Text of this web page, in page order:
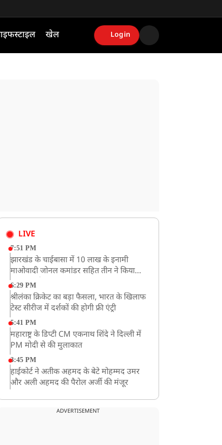
खेल Login
LIVE
7:51 PM
झारखंड के चाईबासा में 10 लाख के इनामी
माओवादी जोनल कमांडर सहित तीन ने किया
आत्मसमर्पण
6:29 PM
श्रीलंका क्रिकेट का बड़ा फैसला, भारत के खिलाफ
टेस्ट सीरीज में दर्शकों की होगी फ्री एंट्री
5:41 PM
महाराष्ट्र के डिप्टी CM एकनाथ शिंदे ने दिल्ली में
PM मोदी से की मुलाकात
3:45 PM
हाईकोर्ट ने अतीक अहमद के बेटे मोहम्मद उमर
और अली अहमद की पैरोल अर्जी की मंजूर
CM योगी का सपा पर हमला, कहा- वोट बैंक की
ADVERTISEMENT